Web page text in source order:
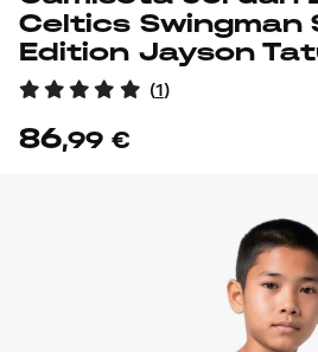
Celtics
Edition Jayson
(1)
86,99 €